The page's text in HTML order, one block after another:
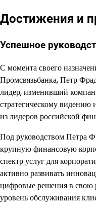
Достижения и
Успешное
С момента своего
Промсвязьбанка, Петр
лидер, изменивший
стратегическому видению
из лидеров российской
Под руководством Петра
крупную финансовую
спектр услуг для
активно развивать
цифровые решения в свою
уровень обслуживания